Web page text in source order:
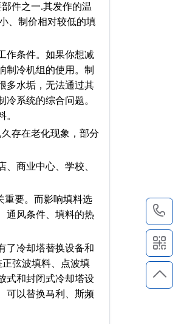
件之一.其发作的温
、制价相对较低的填
作条件。如果你想减
制冷机组的使用。制
多水垢，无法通过其
系统的综合问题。
存在老化现象，部分
商业中心、学校、
要。而影响填料选
通风条件、填料的热
冷却塔替换设备和
弦波填料、点波填
式和封闭式冷却塔设
可以替换马利、斯频